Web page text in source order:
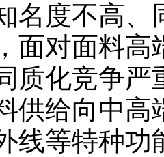
名度不高、
面对面料高
质化竞争严
供给向中
线等特种